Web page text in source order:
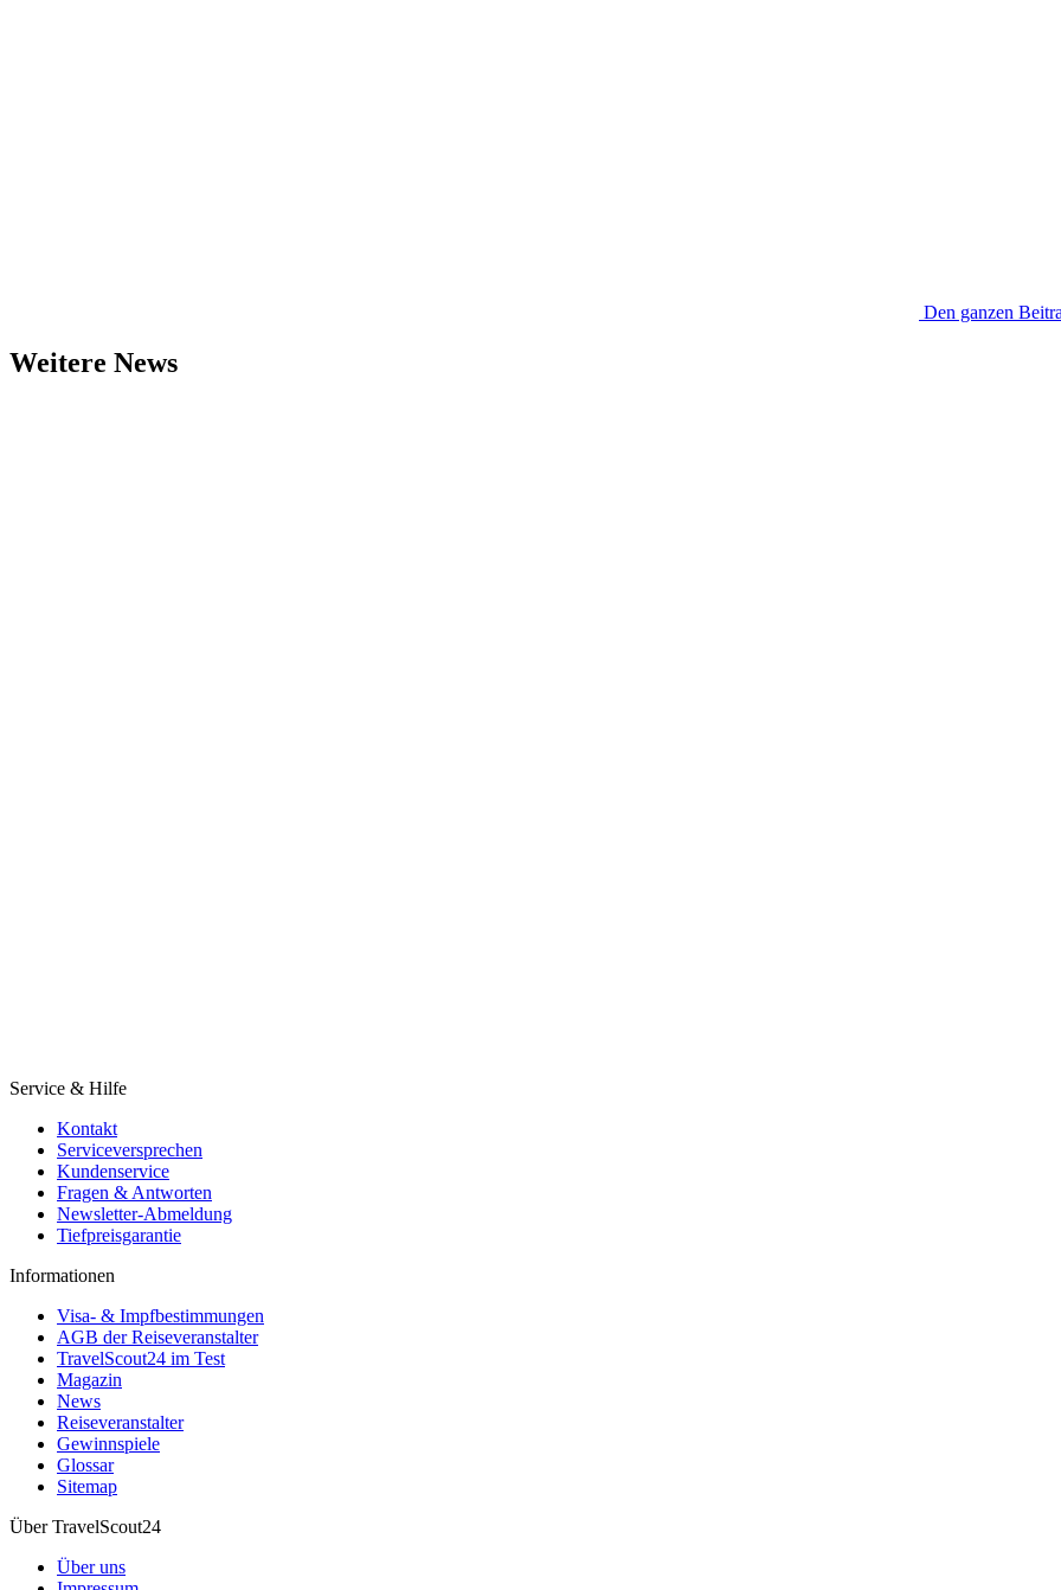
Den ganzen
Weitere News
Service & Hilfe
Kontakt
Serviceversprechen
Kundenservice
Fragen & Antworten
Newsletter-Abmeldung
Tiefpreisgarantie
Informationen
Visa- & Impfbestimmungen
AGB der Reiseveranstalter
TravelScout24 im Test
Magazin
News
Reiseveranstalter
Gewinnspiele
Glossar
Sitemap
Über TravelScout24
Über uns